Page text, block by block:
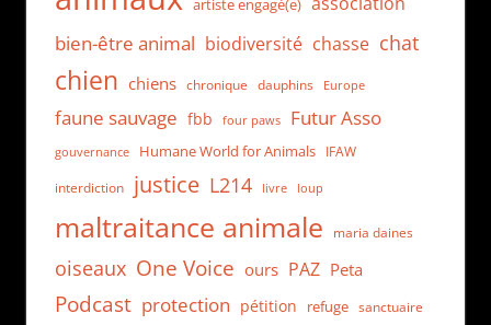
artiste engagé(e)
bien-être animal biodiversité chasse chat
chien chiens chronique dauphins Europe
faune sauvage fbb four paws Futur Asso
gouvernance Humane World for Animals IFAW
interdiction justice L214 livre loup
maltraitance animale maria daines
oiseaux One Voice ours PAZ Peta
Podcast protection pétition refuge sanctuaire